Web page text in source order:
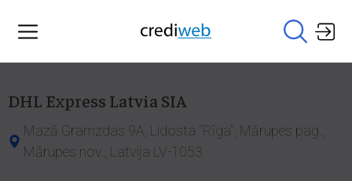
DHL Express Latvia SIA
Mazā Gramzdas 9A, Lidosta "Rīga", Mārupes pag.,
Mārupes nov., Latvija LV-1053